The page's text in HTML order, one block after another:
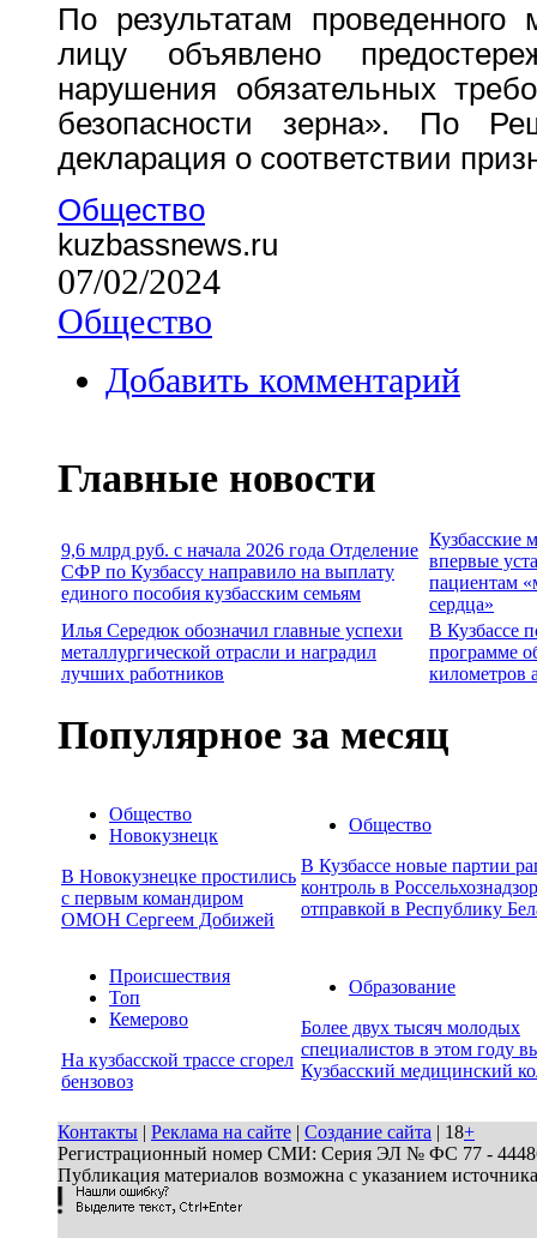
По результатам проведенного
лицу объявлено
нарушения обязательных
безопасности зерна». По
декларация о соответствии
Общество
kuzbassnews.ru
07/02/2024
Общество
Добавить комментарий
Главные новости
9,6 млрд руб. с начала 2026 года Отделение
СФР по Кузбассу направило на выплату
единого пособия кузбасским семьям
Кузбасские
впервые
пациентам
сердца»
Илья Середюк обозначил главные успехи
металлургической отрасли и наградил
лучших работников
В Кузбассе
программе
километров
Популярное за месяц
Общество
Новокузнецк
В Новокузнецке простились
с первым командиром
ОМОН Сергеем Добижей
Общество
В Кузбассе новые партии
контроль в
отправкой в Республику
Происшествия
Топ
Кемерово
На кузбасской трассе сгорел
бензовоз
Образование
Более двух тысяч молодых
специалистов в этом году
Кузбасский медицинский
Контакты | Реклама на сайте | Создание сайта | 18+
Регистрационный номер СМИ: Серия ЭЛ № ФС 77 - 44486
Публикация материалов возможна с указанием